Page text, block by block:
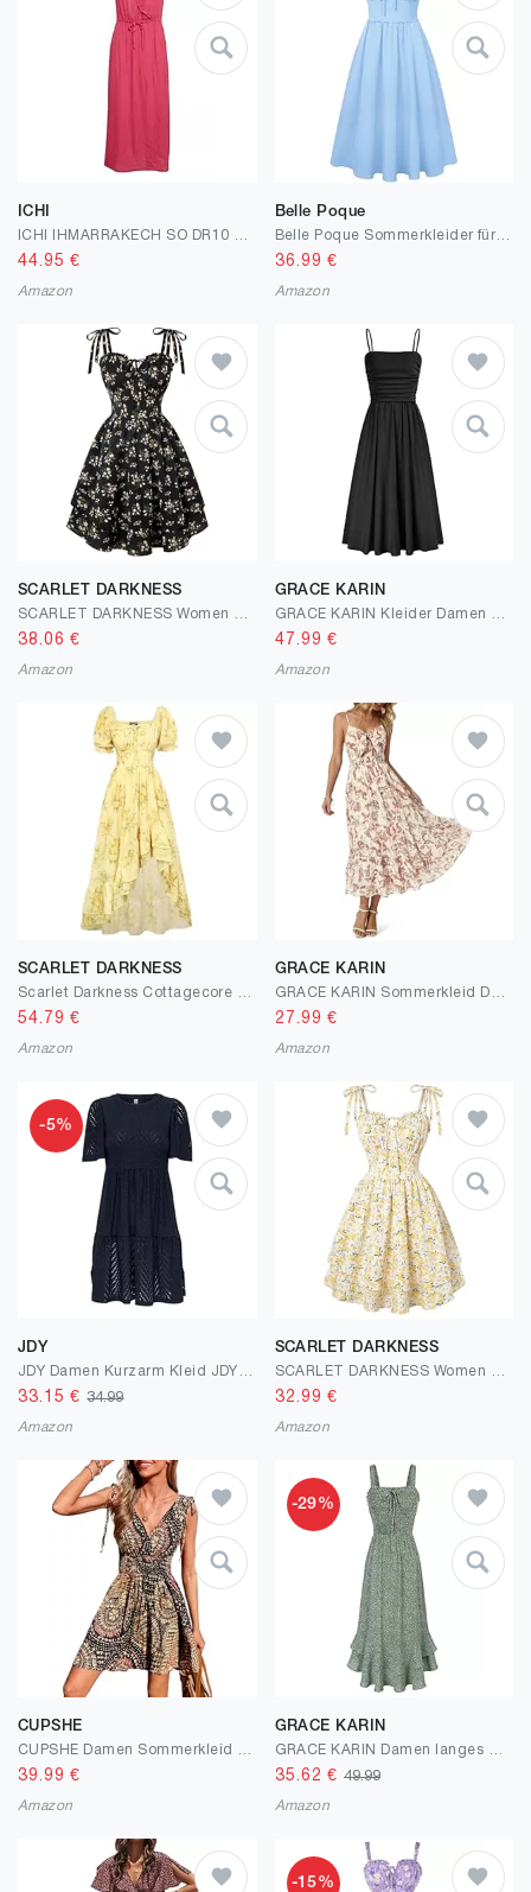
ICHI
44.95 €
Amazon
Belle Poque
Belle Poque Sommerkleider für Damen Quadratischer Ausschnitt Spaghettiträger A-Linie Midi-Sommerkleid Lässiges Strandkleid für den Urlaub
36.99 €
Amazon
SCARLET DARKNESS
38.06 €
Amazon
GRACE KARIN
47.99 €
Amazon
SCARLET DARKNESS
54.79 €
Amazon
GRACE KARIN
27.99 €
Amazon
-5%
JDY
33.15 €34.99
Amazon
SCARLET DARKNESS
32.99 €
Amazon
CUPSHE
39.99 €
Amazon
-29%
GRACE KARIN
35.62 € 49.99
Amazon
-15%